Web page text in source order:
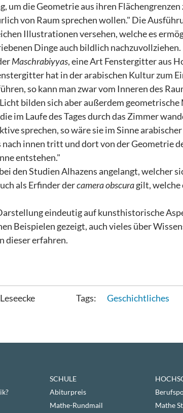
um die Geometrie aus ihren
von Raum sprechen wollen." Die
Illustrationen versehen, welche es
Dinge auch bildlich nachzuvollziehen.
Maschrabiyyas, eine Art Fenstergitter aus
hat in der arabischen Kultur zum
so kann man zwar vom Inneren des
bilden sich aber außerdem
im Laufe des Tages durch das Zimmer
sprechen, so wäre sie im Sinne
nach innen tritt und dort von der Geometrie
entstehen."
den Studien Alhazens angelangt, welcher
als Erfinder dercamera obscuragilt, welche
eindeutig auf kunsthistorische
Beispielen gezeigt, auch vieles über
dieser erfahren.
Leseecke Geschichtliches
SCHULE
Abiturpreis
Mathe-Rundmail
Mathe